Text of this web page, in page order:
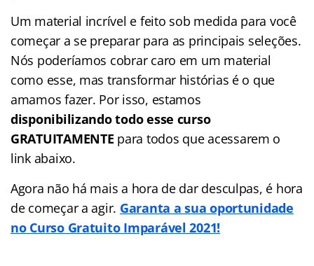
Um material incrível e feito sob medida para você
começar a se preparar para as principais seleções.
Nós poderíamos cobrar caro em um material
como esse, mas transformar histórias é o que
amamos fazer. Por isso, estamos
disponibilizando todo esse curso
GRATUITAMENTE para todos que acessarem o
link abaixo.
Agora não há mais a hora de dar desculpas, é hora
de começar a agir. Garanta a sua oportunidade
no Curso Gratuito Imparável 2021!